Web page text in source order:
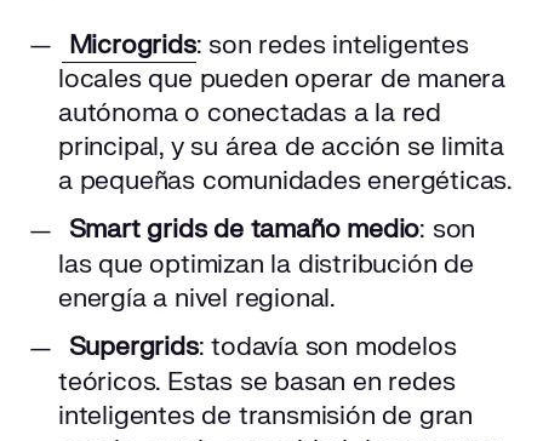
Microgrids: son redes inteligentes
locales que pueden operar de manera
autónoma o conectadas a la red
principal, y su área de acción se limita
a pequeñas comunidades energéticas.
Smart grids de tamaño medio: son
las que optimizan la distribución de
energía a nivel regional.
Supergrids: todavía son modelos
teóricos. Estas se basan en redes
inteligentes de transmisión de gran